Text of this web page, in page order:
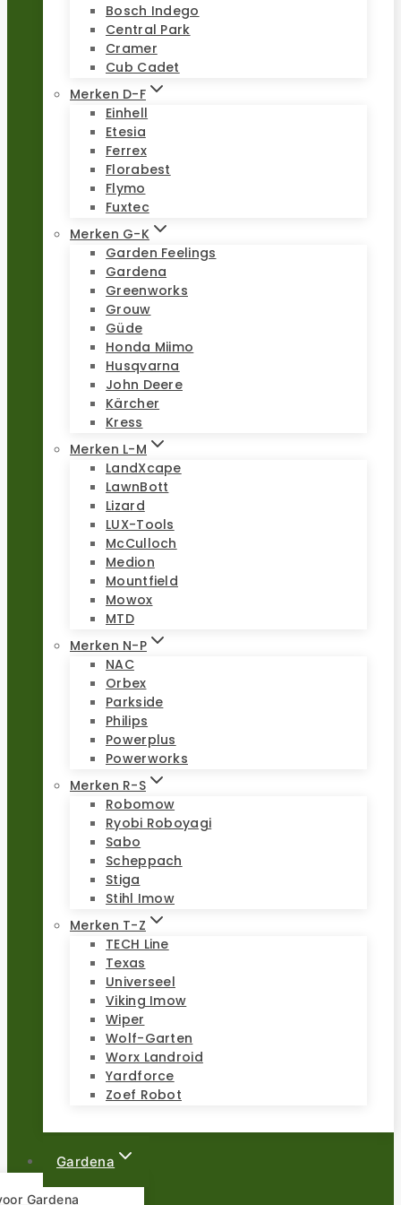
Bosch Indego
Central Park
Cramer
Cub Cadet
Merken D-F
Einhell
Etesia
Ferrex
Florabest
Flymo
Fuxtec
Merken G-K
Garden Feelings
Gardena
Greenworks
Grouw
Güde
Honda Miimo
Husqvarna
John Deere
Kärcher
Kress
Merken L-M
LandXcape
LawnBott
Lizard
LUX-Tools
McCulloch
Medion
Mountfield
Mowox
MTD
Merken N-P
NAC
Orbex
Parkside
Philips
Powerplus
Powerworks
Merken R-S
Robomow
Ryobi Roboyagi
Sabo
Scheppach
Stiga
Stihl Imow
Merken T-Z
TECH Line
Texas
Universeel
Viking Imow
Wiper
Wolf-Garten
Worx Landroid
Yardforce
Zoef Robot
Gardena
Gardena